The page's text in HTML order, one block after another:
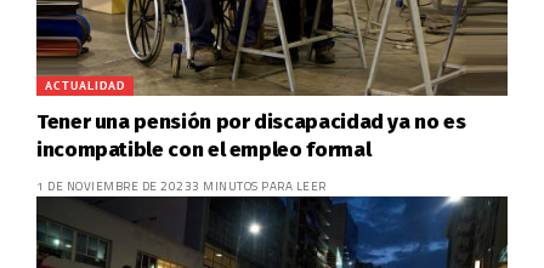
ACTUALIDAD
Tener una pensión por discapacidad ya no es
incompatible con el empleo formal
1 DE NOVIEMBRE DE 20233 MINUTOS PARA LEER